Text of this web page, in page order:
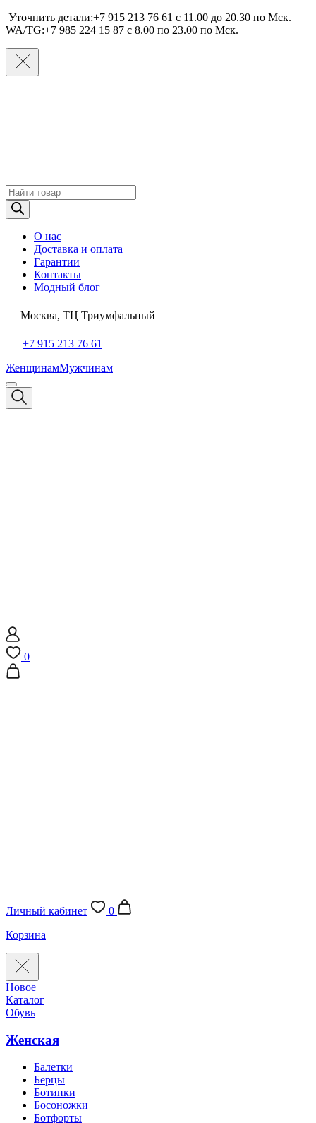
Уточнить детали:+7 915 213 76 61 c 11.00 до 20.30 по Мcк.
WA/TG:+7 985 224 15 87 c 8.00 по 23.00 по Мcк.
Поиск
товаров
О нас
Доставка и оплата
Гарантии
Контакты
Модный блог
Москва, ТЦ Триумфальный
+7 915 213 76 61
ЖенщинамМужчинам
0
Личный кабинет
0
Корзина
Новое
Каталог
Обувь
Женская
Балетки
Берцы
Ботинки
Босоножки
Ботфорты